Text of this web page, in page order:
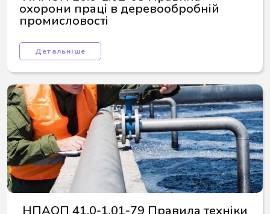
охорони праці в деревообробній
промисловості
Детальніше